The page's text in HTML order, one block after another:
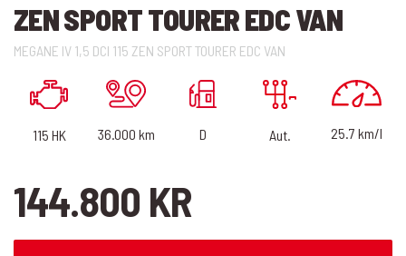
ZEN SPORT TOURER EDC VAN
MEGANE IV 1,5 DCI 115 ZEN SPORT TOURER EDC VAN
115 HK 36.000 km D Aut. 25.7 km/l
144.800 KR